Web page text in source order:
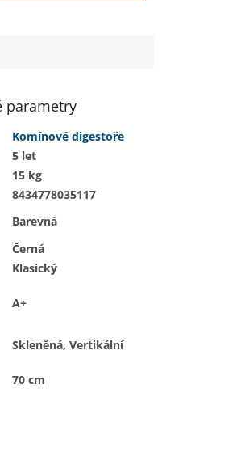
parametry
Komínové digestoře
5 let
15 kg
8434778035117
Barevná
Černá
Klasický
A+
Skleněná, Vertikální
70 cm